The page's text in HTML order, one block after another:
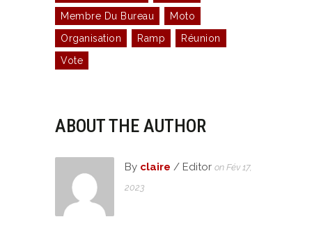
Membre Du Bureau
Moto
Organisation
Ramp
Réunion
Vote
ABOUT THE AUTHOR
By claire / Editor on Fév 17,
2023